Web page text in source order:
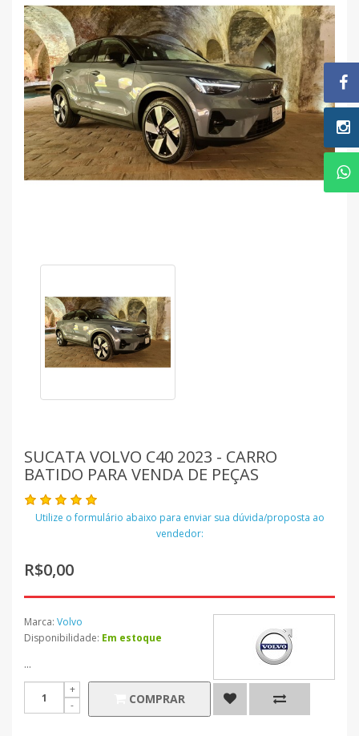
SUCATA VOLVO C40 2023 - CARRO
BATIDO PARA VENDA DE PEÇAS
Utilize o formulário abaixo para enviar sua dúvida/proposta ao
vendedor:
R$0,00
Marca: Volvo
Disponibilidade: Em estoque
...
COMPRAR